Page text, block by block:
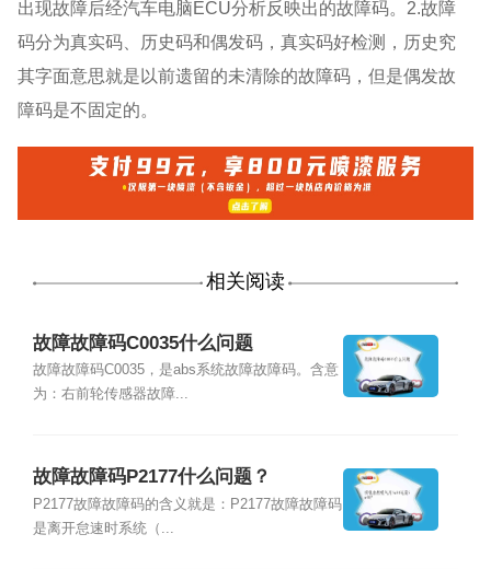
出现故障后经汽车电脑ECU分析反映出的故障码。2.故障
码分为真实码、历史码和偶发码，真实码好检测，历史究
其字面意思就是以前遗留的未清除的故障码，但是偶发故
障码是不固定的。
相关阅读
故障故障码C0035什么问题
故障故障码C0035，是abs系统故障故障码。含意
为：右前轮传感器故障...
故障故障码P2177什么问题？
P2177故障故障码的含义就是：P2177故障故障码
是离开怠速时系统（...